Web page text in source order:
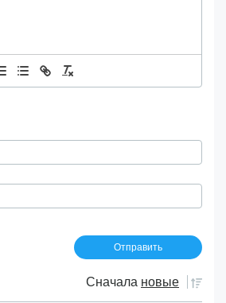
Сначала новые